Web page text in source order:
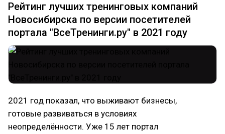
Рейтинг лучших тренинговых компаний
Новосибирска по версии посетителей
портала "ВсеТренинги.ру" в 2021 году
2021 год показал, что выживают бизнесы,
готовые развиваться в условиях
неопределённости. Уже 15 лет портал